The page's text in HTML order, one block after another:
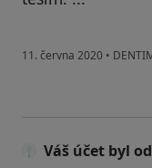
11. června 2020 •
Váš účet byl